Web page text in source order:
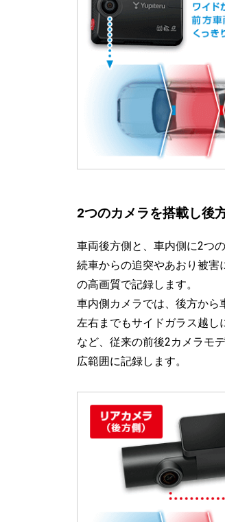
2つのカメラを搭載し後
車両後方側と、車内側に2つ
続車からの追突やあおり被害
の高画質で記録します。
車内側カメラでは、後方から
左右までもサイドガラス越し
など、従来の前後2カメラモ
広範囲に記録します。